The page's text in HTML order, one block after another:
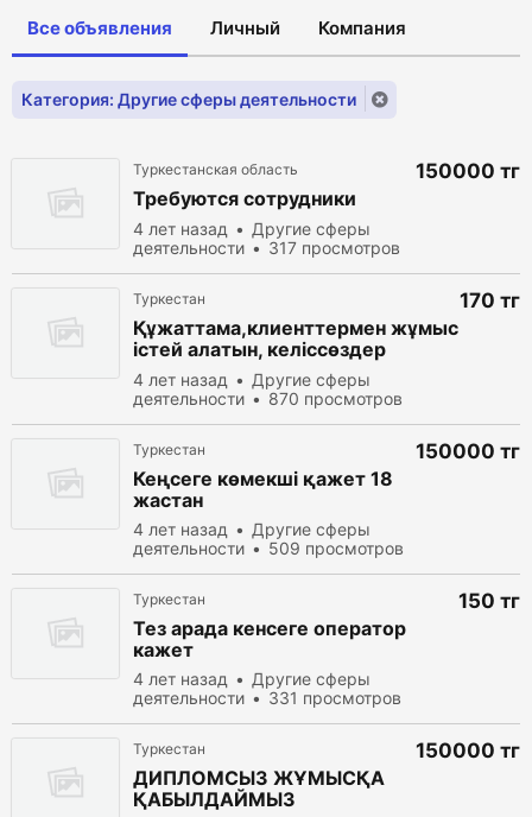
Все объявления Личный Компания
Категория: Другие сферы деятельности
Туркестанская область
Требуются сотрудники
4 лет назад
Другие сферы
деятельности
317 просмотров
150000 тг
Туркестан
Құжаттама,клиенттермен жұмыс
істей алатын, келіссөздер
жүргізуде тәжірибесі бар қыз
жігіттер қажет!
4 лет назад
Другие сферы
деятельности
870 просмотров
170 тг
Туркестан
Кеңсеге көмекші қажет 18
жастан
4 лет назад
Другие сферы
деятельности
509 просмотров
150000 тг
Туркестан
Тез арада кенсеге оператор
кажет
4 лет назад
Другие сферы
деятельности
331 просмотров
150 тг
Туркестан
ДИПЛОМСЫЗ ЖҰМЫСҚА
ҚАБЫЛДАЙМЫЗ
150000 тг